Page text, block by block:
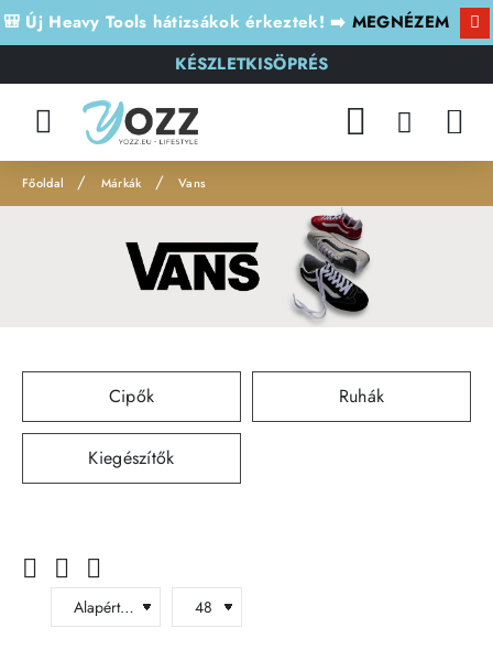
🎒 Új Heavy Tools hátizsákok érkeztek! ➡️ MEGNÉZEM
KÉSZLETKISÖPRÉS
h
Márkák Vans
Cipők Ruhák
Kiegészítők